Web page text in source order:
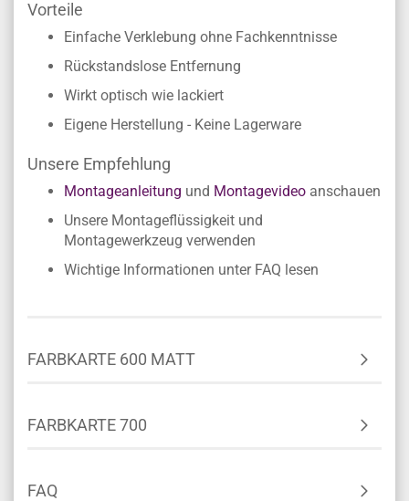
Vorteile
Einfache Verklebung ohne Fachkenntnisse
Rückstandslose Entfernung
Wirkt optisch wie lackiert
Eigene Herstellung - Keine Lagerware
Unsere Empfehlung
Montageanleitung und Montagevideo anschauen
Unsere Montageflüssigkeit und
Montagewerkzeug verwenden
Wichtige Informationen unter FAQ lesen
FARBKARTE 600 MATT
FARBKARTE 700
FAQ